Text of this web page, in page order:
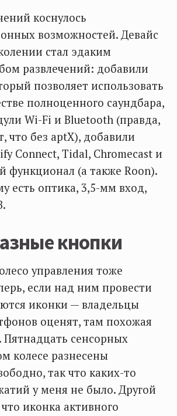
коснулось
возможностей. Девайс
стал эдаким
развлечений: добавили
позволяет использовать
полноценного саундбара,
Wi-Fi и Bluetooth (правда,
что без aptX), добавили
Connect, Tidal, Chromecast и
функционал (а также Roon).
есть оптика, 3,5-мм вход,
кнопки
управления тоже
если над ним провести
иконки — владельцы
оценят, там похожая
Пятнадцать сенсорных
колесе разнесены
так что каких-то
у меня не было. Другой
иконка активного